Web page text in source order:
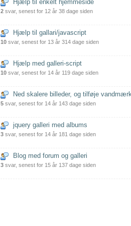
Hjælp til enkelt hjemmeside
2 svar, senest for 12 år 38 dage siden
Hjælp til gallari/javascript
10 svar, senest for 13 år 314 dage siden
Hjælp med galleri-script
10 svar, senest for 14 år 119 dage siden
Ned skalere billeder, og tilføje
5 svar, senest for 14 år 143 dage siden
jquery galleri med albums
3 svar, senest for 14 år 181 dage siden
Blog med forum og galleri
3 svar, senest for 15 år 137 dage siden